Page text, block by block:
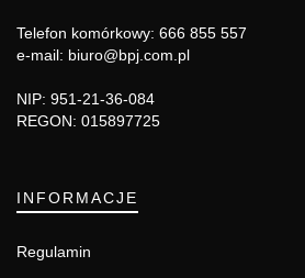
Telefon komórkowy: 666 855 557
e-mail: biuro@bpj.com.pl
NIP: 951-21-36-084
REGON: 015897725
INFORMACJE
Regulamin